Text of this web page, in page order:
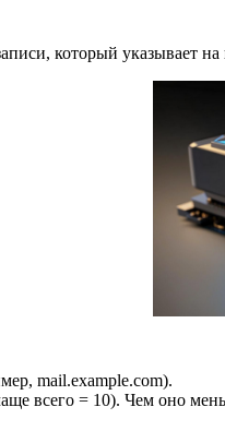
который указывает
mail.example.com).
всего = 10). Чем оно